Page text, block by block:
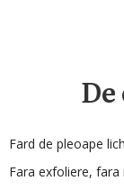
Fard de pleoape
Fara exfoliere,